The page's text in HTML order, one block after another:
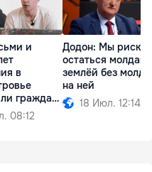
и
в
граждан
08:12
Додон: Мы
остаться
землёй без
на ней
18 Июл. 12:14